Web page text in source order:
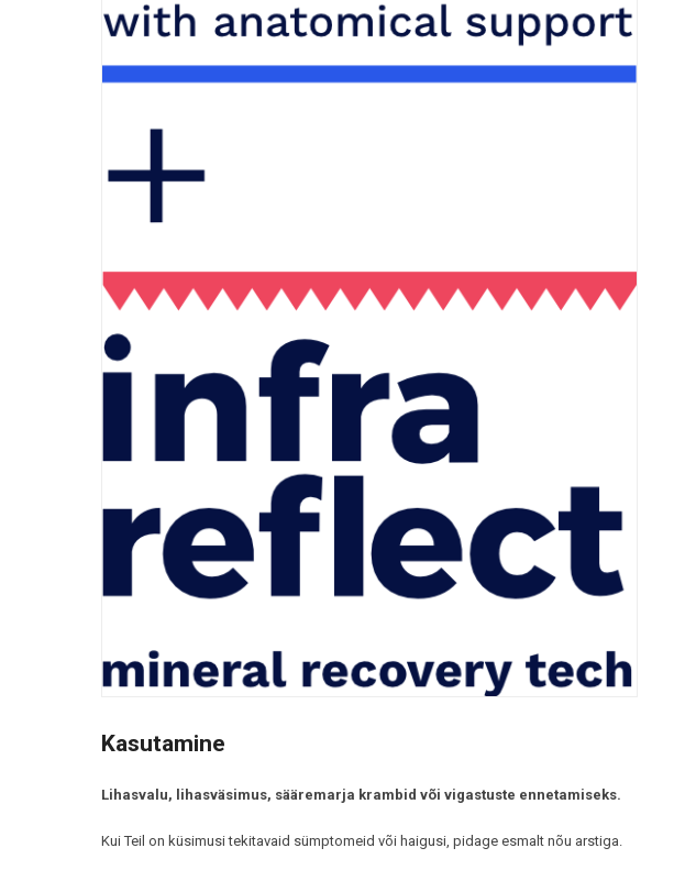
Kasutamine
Lihasvalu, lihasväsimus, sääremarja krambid või vigastuste ennetamiseks.
Kui Teil on küsimusi tekitavaid sümptomeid või haigusi, pidage esmalt nõu arstiga.